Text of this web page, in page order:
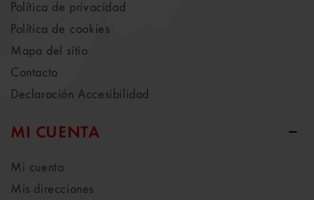
Política de privacidad
Política de cookies
Mapa del sitio
Contacto
Declaración Accesibilidad
MI CUENTA
Mi cuenta
Mis direcciones